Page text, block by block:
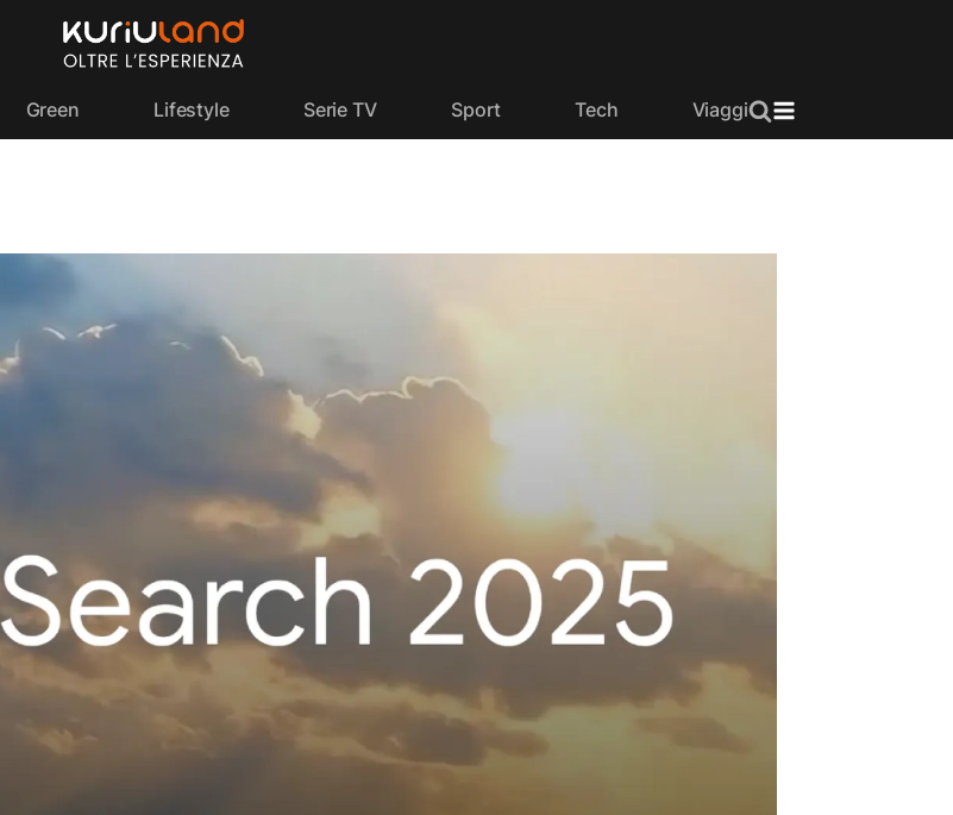
Green Lifestyle Serie TV Sport Tech Viaggi